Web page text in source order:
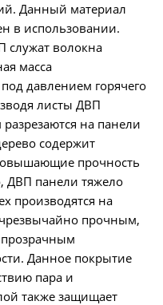
Данный материал
в использовании.
служат волокна
масса
давлением горячего
листы ДВП
на панели
содержит
прочность
ДВП панели тяжело
производятся на
прочным,
Данное покрытие
пара и
также защищает